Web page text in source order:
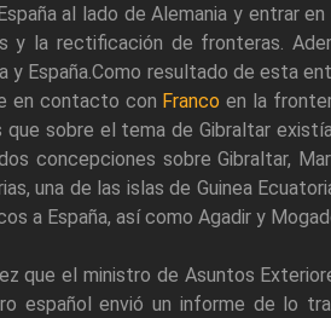
al lado de Alemania y entrar
la rectificación de fronteras.
y España.Como resultado de esta
en contacto con Franco en la
sobre el tema de Gibraltar
concepciones sobre Gibraltar,
una de las islas de Guinea
a España, así como Agadir y
que el ministro de Asuntos
español envió un informe de lo